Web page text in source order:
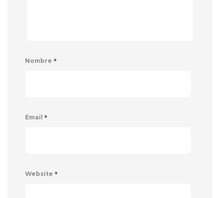
Nombre *
Email *
Website *